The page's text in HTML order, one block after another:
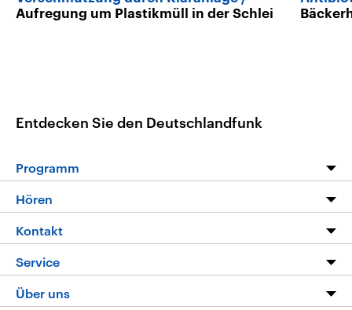
Aufregung um Plastikmüll in der Schlei
Entdecken Sie den Deutschlandfunk
Programm
Programm
Die Nachrichten
Nachrichtenleicht
Neue Beiträge auf dlf.de
Hören
Livestream
Podcasts
Deutschlandfunk App
Kontakt
Hörerservice
Service
FAQ
Über uns